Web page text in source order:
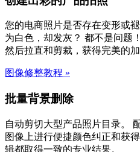
您的电商照片是否存在变形或
为白色，却发灰？ 都不是问题
然后拉直和剪裁，获得完美的加
图像修整教程 »
批量背景删除
自动剪切大型产品照片目录。
图像上进行便捷颜色纠正和获
辑都取得一致的专业结果。